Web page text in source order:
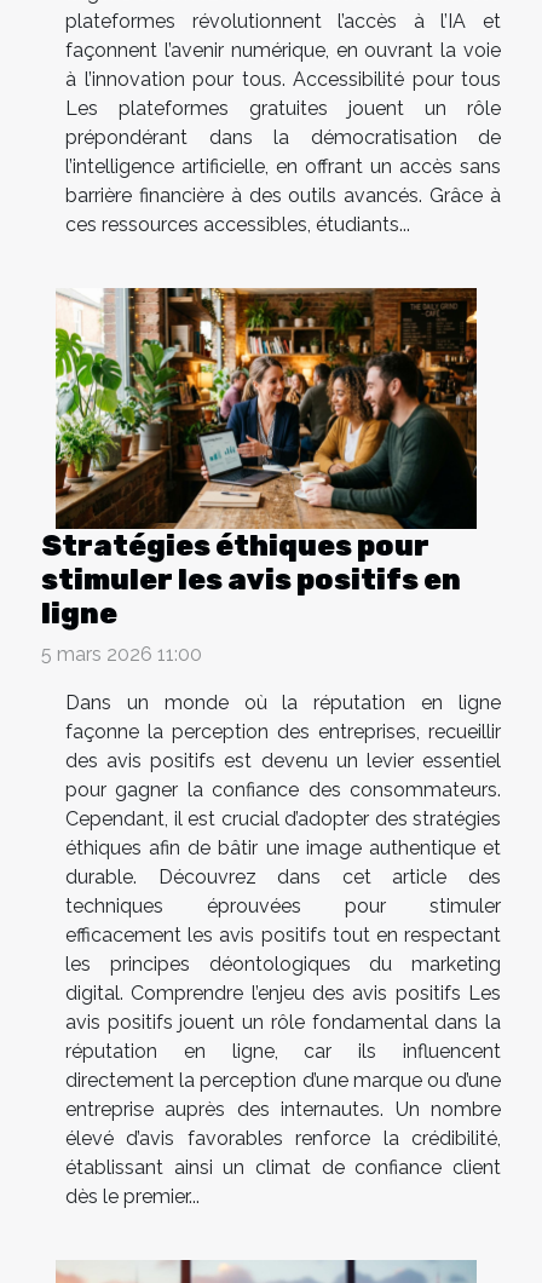
plateformes révolutionnent l’accès à l’IA et
façonnent l’avenir numérique, en ouvrant la voie
à l’innovation pour tous. Accessibilité pour tous
Les plateformes gratuites jouent un rôle
prépondérant dans la démocratisation de
l’intelligence artificielle, en offrant un accès sans
barrière financière à des outils avancés. Grâce à
ces ressources accessibles, étudiants...
Stratégies éthiques pour
stimuler les avis positifs en
ligne
5 mars 2026 11:00
Dans un monde où la réputation en ligne
façonne la perception des entreprises, recueillir
des avis positifs est devenu un levier essentiel
pour gagner la confiance des consommateurs.
Cependant, il est crucial d’adopter des stratégies
éthiques afin de bâtir une image authentique et
durable. Découvrez dans cet article des
techniques éprouvées pour stimuler
efficacement les avis positifs tout en respectant
les principes déontologiques du marketing
digital. Comprendre l’enjeu des avis positifs Les
avis positifs jouent un rôle fondamental dans la
réputation en ligne, car ils influencent
directement la perception d’une marque ou d’une
entreprise auprès des internautes. Un nombre
élevé d’avis favorables renforce la crédibilité,
établissant ainsi un climat de confiance client
dès le premier...